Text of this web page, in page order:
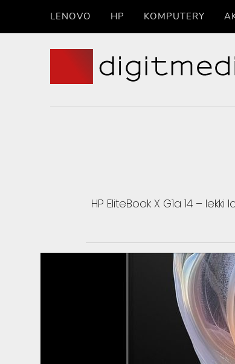
LENOVO HP KOMPUTERY
HP EliteBook X G1a 14 –